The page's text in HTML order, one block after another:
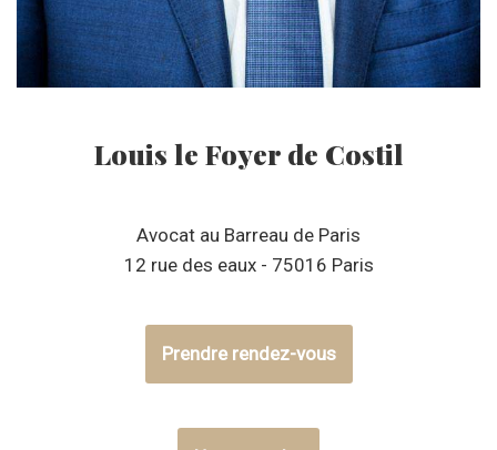
Louis le Foyer de Costil
Avocat au Barreau de Paris
12 rue des eaux - 75016 Paris
Prendre rendez-vous